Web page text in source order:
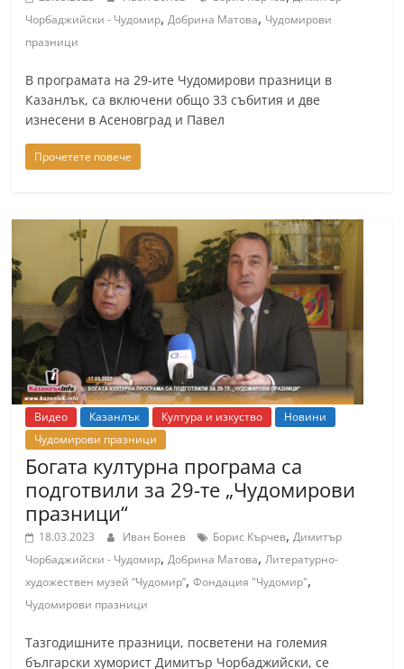
Чорбаджийски - Чудомир,Добрина Матова, Чудомирови
празници
В програмата на 29-ите Чудомирови празници в
Казанлък, са включени общо 33 събития и две
изнесени в Асеновград и Павел
Прочетете повече
Видео Казанлък Култура и изкуство
Новини
Чудомирови празници
Богата културна програма са
подготвили за 29-те „Чудомирови
празници“
18.03.2023 Иван Бонев Борис Кърчев,Димитър
Чорбаджийски - Чудомир,Добрина Матова,Литературно-
художествен музей “Чудомир”,Фондация "Чудомир",
Чудомирови празници
Тазгодишните празници, посветени на големия
български хуморист Димитър Чорбаджийски, се